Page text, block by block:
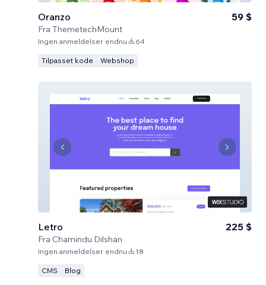
Oranzo
Fra ThemetechMount
59 $
Ingen anmeldelser endnu 64
Tilpasset kode Webshop
Letro
Fra Chamindu Dilshan
225 $
Ingen anmeldelser endnu 18
CMS Blog